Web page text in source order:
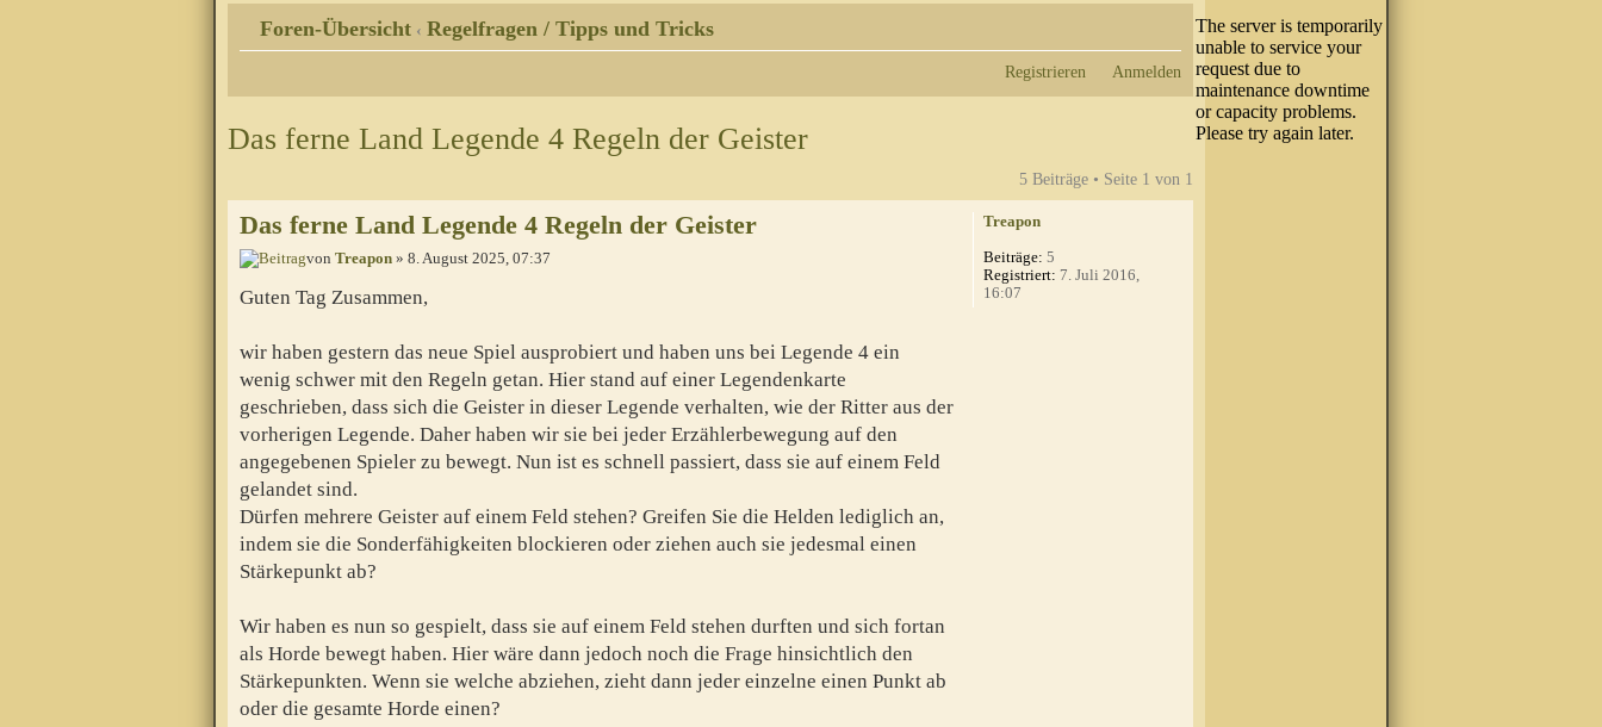
Foren-Übersicht ‹ Regelfragen / Tipps und Tricks
Registrieren Anmelden
Das ferne Land Legende 4 Regeln der Geister
5 Beiträge • Seite 1 von 1
Das ferne Land Legende 4 Regeln der Geister
von Treapon » 8. August 2025, 07:37
Guten Tag Zusammen,
wir haben gestern das neue Spiel ausprobiert und haben uns bei Legende 4 ein
wenig schwer mit den Regeln getan. Hier stand auf einer Legendenkarte
geschrieben, dass sich die Geister in dieser Legende verhalten, wie der Ritter aus der
vorherigen Legende. Daher haben wir sie bei jeder Erzählerbewegung auf den
angegebenen Spieler zu bewegt. Nun ist es schnell passiert, dass sie auf einem Feld
gelandet sind.
Dürfen mehrere Geister auf einem Feld stehen? Greifen Sie die Helden lediglich an,
indem sie die Sonderfähigkeiten blockieren oder ziehen auch sie jedesmal einen
Stärkepunkt ab?
Wir haben es nun so gespielt, dass sie auf einem Feld stehen durften und sich fortan
als Horde bewegt haben. Hier wäre dann jedoch noch die Frage hinsichtlich den
Stärkepunkten. Wenn sie welche abziehen, zieht dann jeder einzelne einen Punkt ab
oder die gesamte Horde einen?
Treapon
Beiträge: 5
Registriert: 7. Juli 2016,
16:07